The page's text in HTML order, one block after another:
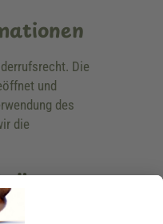
Die
und
des
die
die